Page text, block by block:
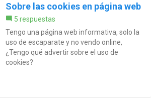
Sobre las cookies en página web
5 respuestas
Tengo una página web informativa, solo la
uso de escaparate y no vendo online,
¿Tengo qué advertir sobre el uso de
cookies?